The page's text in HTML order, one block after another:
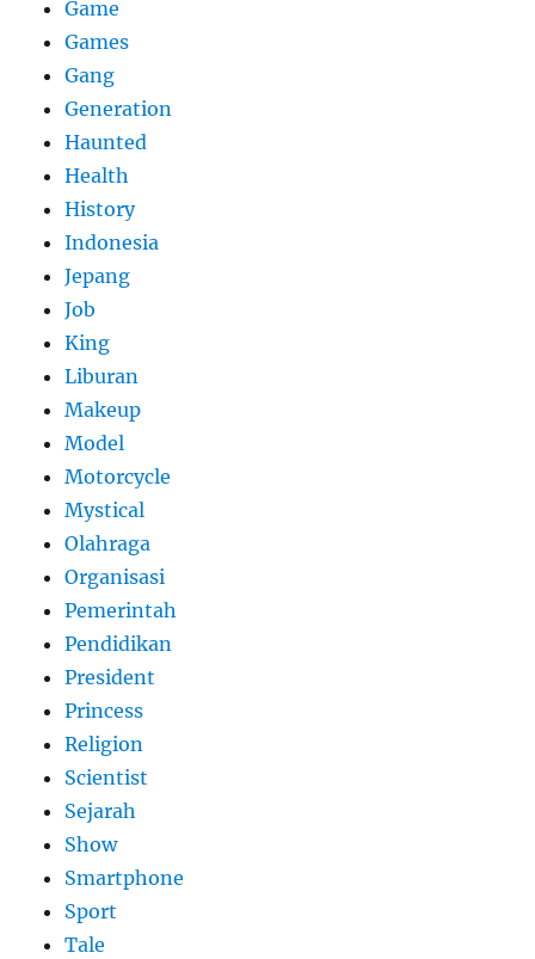
Game
Games
Gang
Generation
Haunted
Health
History
Indonesia
Jepang
Job
King
Liburan
Makeup
Model
Motorcycle
Mystical
Olahraga
Organisasi
Pemerintah
Pendidikan
President
Princess
Religion
Scientist
Sejarah
Show
Smartphone
Sport
Tale